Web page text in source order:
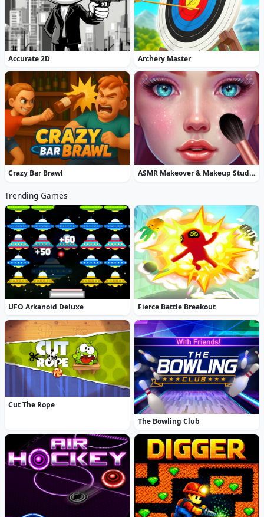
Accurate 2D Archery Master
Crazy Bar Brawl ASMR Makeover & Makeup Studio
Trending Games
UFO Arkanoid Deluxe Fierce Battle Breakout
Cut The Rope
The Bowling Club